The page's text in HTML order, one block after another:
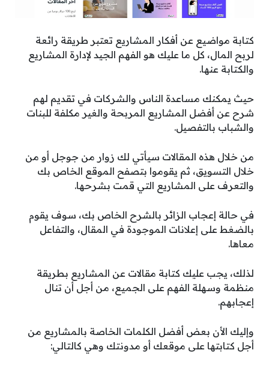
كتابة مواضيع عن أفكار المشاريع تعتبر طريقة رائعة
لربح المال، كل ما عليك هو الفهم الجيد لإدارة المشاريع
والكتابة عنها.
حيث يمكنك مساعدة الناس والشركات في تقديم لهم
شرح عن أفضل المشاريع المربحة والغير مكلفة للبنات
والشباب بالتفصيل.
من خلال هذه المقالات سيأتي لك زوار من جوجل أو من
خلال التسويق، ثم يقوموا بتصفح الموقع الخاص بك
والتعرف على المشاريع التي قمت بشرحها.
في حالة إعجاب الزائر بالشرح الخاص بك، سوف يقوم
بالضغط على إعلانات الموجودة في المقال، والتفاعل
معاها.
لذلك، يجب عليك كتابة مقالات عن المشاريع بطريقة
منظمة وسهلة الفهم على الجميع، من أجل أن تنال
إعجابهم.
وإليك الأن بعض أفضل الكلمات الخاصة بالمشاريع من
أجل كتابتها على موقعك أو مدونتك وهي كالتالي: